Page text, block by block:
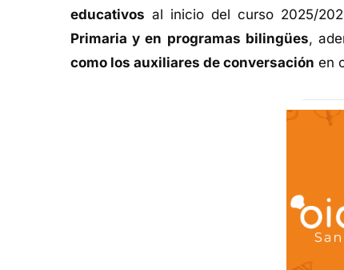
educativos al inicio del curso 2025/
Primaria y en programas bilingües,
como los auxiliares de conversación en